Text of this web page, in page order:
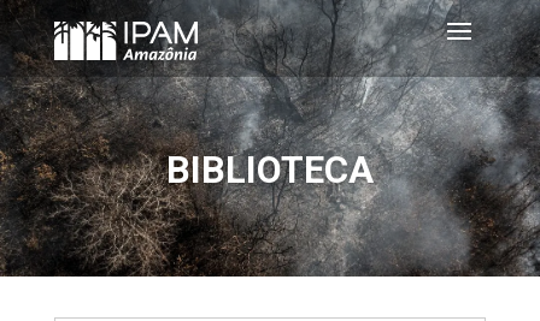
BIBLIOTECA